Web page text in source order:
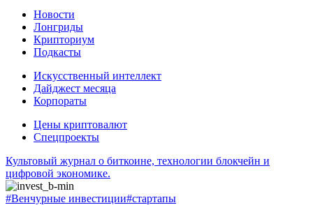
Новости
Лонгриды
Крипториум
Подкасты
Искусственный интеллект
Дайджест месяца
Корпораты
Цены криптовалют
Спецпроекты
Культовый журнал о биткоине, технологии блокчейн и
цифровой экономике.
#Венчурные инвестиции#стартапы